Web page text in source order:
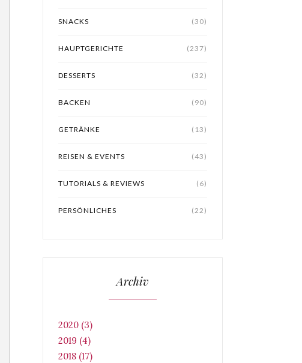
SNACKS (30)
HAUPTGERICHTE (237)
DESSERTS (32)
BACKEN (90)
GETRÄNKE (13)
REISEN & EVENTS (43)
TUTORIALS & REVIEWS (6)
PERSÖNLICHES (22)
Archiv
2020 (3)
2019 (4)
2018 (17)